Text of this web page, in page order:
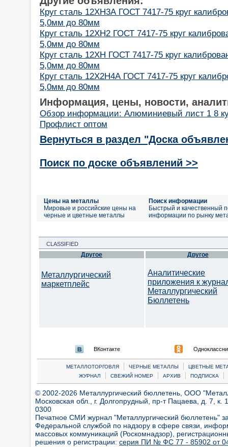
Круг сталь 12ХН3А ГОСТ 7417-75 круг
5,0мм до 80мм
Круг сталь 12ХН2 ГОСТ 7417-75 круг
5,0мм до 80мм
Круг сталь 12ХН ГОСТ 7417-75 круг
5,0мм до 80мм
Круг сталь 12Х2Н4А ГОСТ 7417-75 круг
5,0мм до 80мм
Информация, цены, новости,
Обзор информации: Алюминиевый лист 1 8
Профлист оптом
Вернуться в раздел "Доска
Поиск по доске объявлений >>
Цены на металлы
Мировые и российские цены на
черные и цветные металлы
Поиск информации
Быстрый и качественный
информации по рынку
CLASSIFIED
Другое
Металлургический
маркетплейс
Другое
Аналитические
приложения к
Металлургический
Бюллетень
ВКонтакте
МЕТАЛЛОТОРГОВЛЯ | ЧЕРНЫЕ МЕТАЛЛЫ |
ЦВЕТНЫЕ
ЖУРНАЛ
| СВЕЖИЙ НОМЕР | АРХИВ | ПОДПИСКА |
© 2002-2026 Металлургический бюллетень, ООО
Московская обл., г. Долгопрудный, пр-т Пацаева, д. 7,
0300
Печатное СМИ журнал "Металлургический бюллетень"
Федеральной службой по надзору в сфере связи,
массовых коммуникаций (Роскомнадзор),
решения о регистрации: серия ПИ № ФС 77 - 85902 от 04